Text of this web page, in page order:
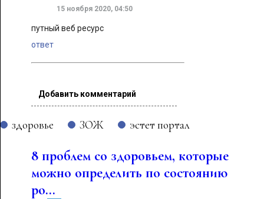
15 ноября 2020, 04:50
путный веб ресурс
ответ
Добавить комментарий
здоровье ЗОЖ эстет портал
8 проблем со здоровьем, которые
можно определить по состоянию
ро...